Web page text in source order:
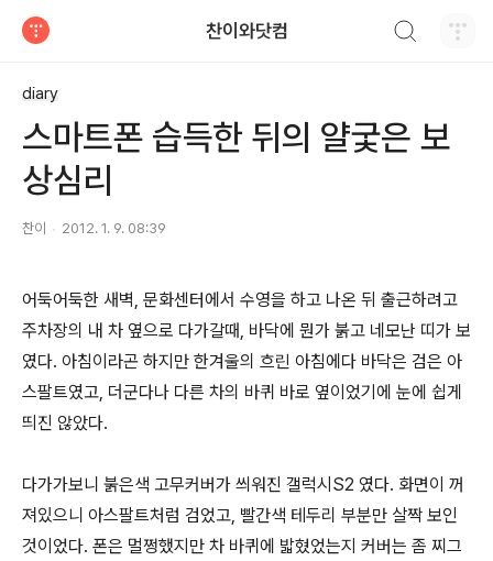
찬이와닷컴
diary
스마트폰 습득한 뒤의 얄궃은 보
상심리
찬이 2012. 1. 9. 08:39
어둑어둑한 새벽, 문화센터에서 수영을 하고 나온 뒤 출근하려고
주차장의 내 차 옆으로 다가갈때, 바닥에 뭔가 붉고 네모난 띠가 보
였다. 아침이라곤 하지만 한겨울의 흐린 아침에다 바닥은 검은 아
스팔트였고, 더군다나 다른 차의 바퀴 바로 옆이었기에 눈에 쉽게
띄진 않았다.
다가가보니 붉은색 고무커버가 씌워진 갤럭시S2 였다. 화면이 꺼
져있으니 아스팔트처럼 검었고, 빨간색 테두리 부분만 살짝 보인
것이었다. 폰은 멀쩡했지만 차 바퀴에 밟혔었는지 커버는 좀 찌그